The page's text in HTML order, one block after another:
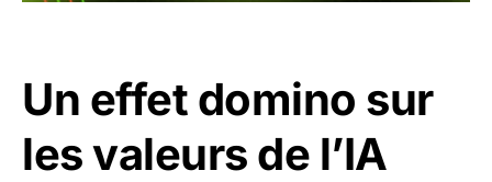
Un effet domino sur
les valeurs de l’IA